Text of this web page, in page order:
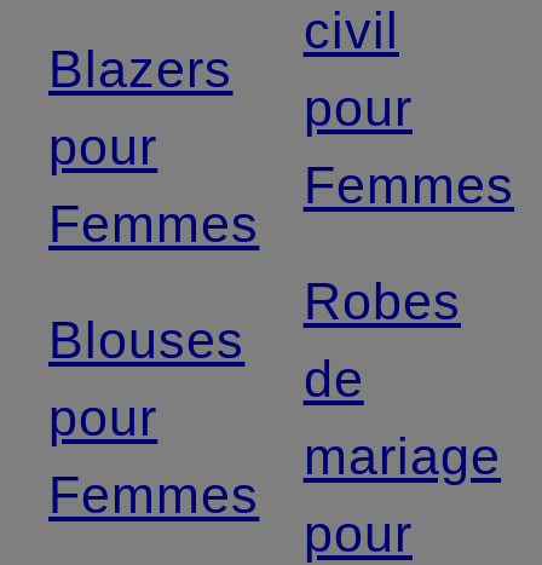
Blazers
pour
Femmes
Blouses
pour
Femmes
civil
pour
Femmes
Robes
de
mariage
pour